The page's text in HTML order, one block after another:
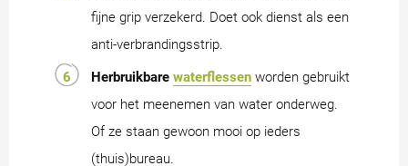
fijne grip verzekerd. Doet ook dienst als een
anti-verbrandingsstrip.
Herbruikbare waterflessen worden gebruikt
voor het meenemen van water onderweg.
Of ze staan gewoon mooi op ieders
(thuis)bureau.